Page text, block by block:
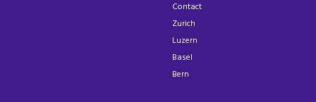
Contact
Zurich
Luzern
Basel
Bern